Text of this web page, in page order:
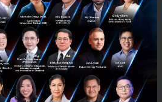
No comment